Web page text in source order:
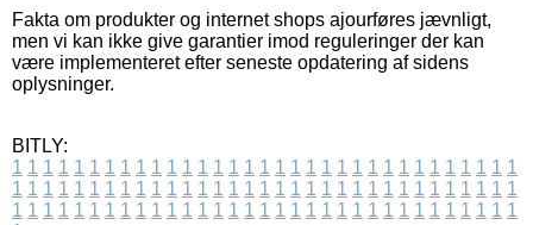
Fakta om produkter og internet shops ajourføres jævnligt,
men vi kan ikke give garantier imod reguleringer der kan
være implementeret efter seneste opdatering af sidens
oplysninger.
BITLY:
1 1 1 1 1 1 1 1 1 1 1 1 1 1 1 1 1 1 1 1 1 1 1 1 1 1 1 1 1 1 1 1 1
1 1 1 1 1 1 1 1 1 1 1 1 1 1 1 1 1 1 1 1 1 1 1 1 1 1 1 1 1 1 1 1 1
1 1 1 1 1 1 1 1 1 1 1 1 1 1 1 1 1 1 1 1 1 1 1 1 1 1 1 1 1 1 1 1 1